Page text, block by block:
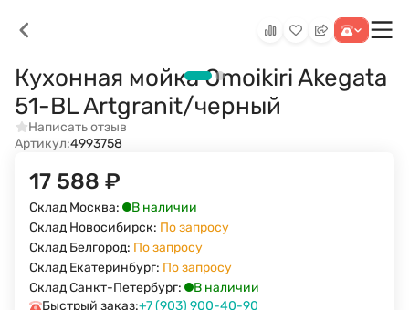
Кухонная мойка Omoikiri Akegata
51-BL Artgranit/черный
Написать отзыв
Артикул:4993758
17 588 ₽
Склад Москва:
В наличии
Склад Новосибирск: По запросу
Склад Белгород: По запросу
Склад Екатеринбург: По запросу
Склад Санкт-Петербург:
В наличии
Быстрый заказ:+7 (903) 900-40-90